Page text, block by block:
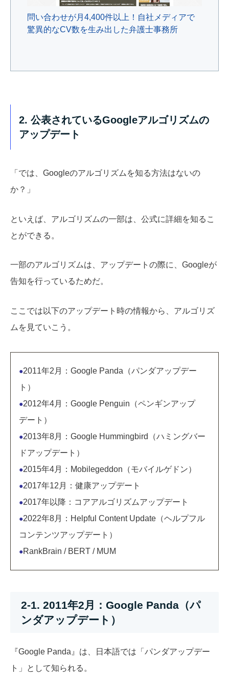
問い合わせが月4,400件以上！自社メディアで
驚異的なCV数を生み出した弁護士事務所
2. 公表されているGoogleアルゴリズムの
アップデート
「では、Googleのアルゴリズムを知る方法はないの
か？」
といえば、アルゴリズムの一部は、公式に詳細を知るこ
とができる。
一部のアルゴリズムは、アップデートの際に、Googleが
告知を行っているためだ。
ここでは以下のアップデート時の情報から、アルゴリズ
ムを見ていこう。
●2011年2月：Google Panda（パンダアップデー
ト）
●2012年4月：Google Penguin（ペンギンアップ
デート）
●2013年8月：Google Hummingbird（ハミングバー
ドアップデート）
●2015年4月：Mobilegeddon（モバイルゲドン）
●2017年12月：健康アップデート
●2017年以降：コアアルゴリズムアップデート
●2022年8月：Helpful Content Update（ヘルプフル
コンテンツアップデート）
●RankBrain / BERT / MUM
2-1. 2011年2月：Google Panda（パ
ンダアップデート）
『Google Panda』は、日本語では「パンダアップデー
ト」として知られる。